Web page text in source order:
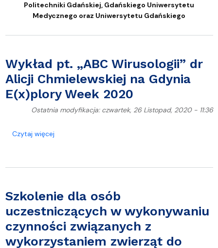
Politechniki Gdańskiej, Gdańskiego Uniwersytetu
Medycznego oraz Uniwersytetu Gdańskiego
Wykład pt. „ABC Wirusologii” dr
Alicji Chmielewskiej na Gdynia
E(x)plory Week 2020
Ostatnia modyfikacja: czwartek, 26 Listopad, 2020 - 11:36
Czytaj więcejo Wykład pt. „ABC Wirusologii” dr Alicji
Szkolenie dla osób
uczestniczących w wykonywaniu
czynności związanych z
wykorzystaniem zwierząt do